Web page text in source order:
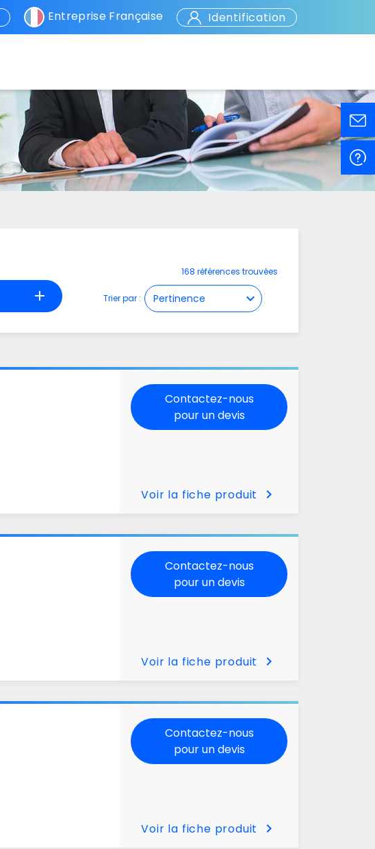
Entreprise Française Identification
168 références trouvées
Trier par : expand_more
add
Contactez-nous
pour un devis
Voir la fiche produit chevron_right
Contactez-nous
pour un devis
Voir la fiche produit chevron_right
Contactez-nous
pour un devis
Voir la fiche produit chevron_right